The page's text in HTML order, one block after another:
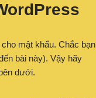
mật khẩu. Chắc bạn
bài này). Vậy hãy
dưới.